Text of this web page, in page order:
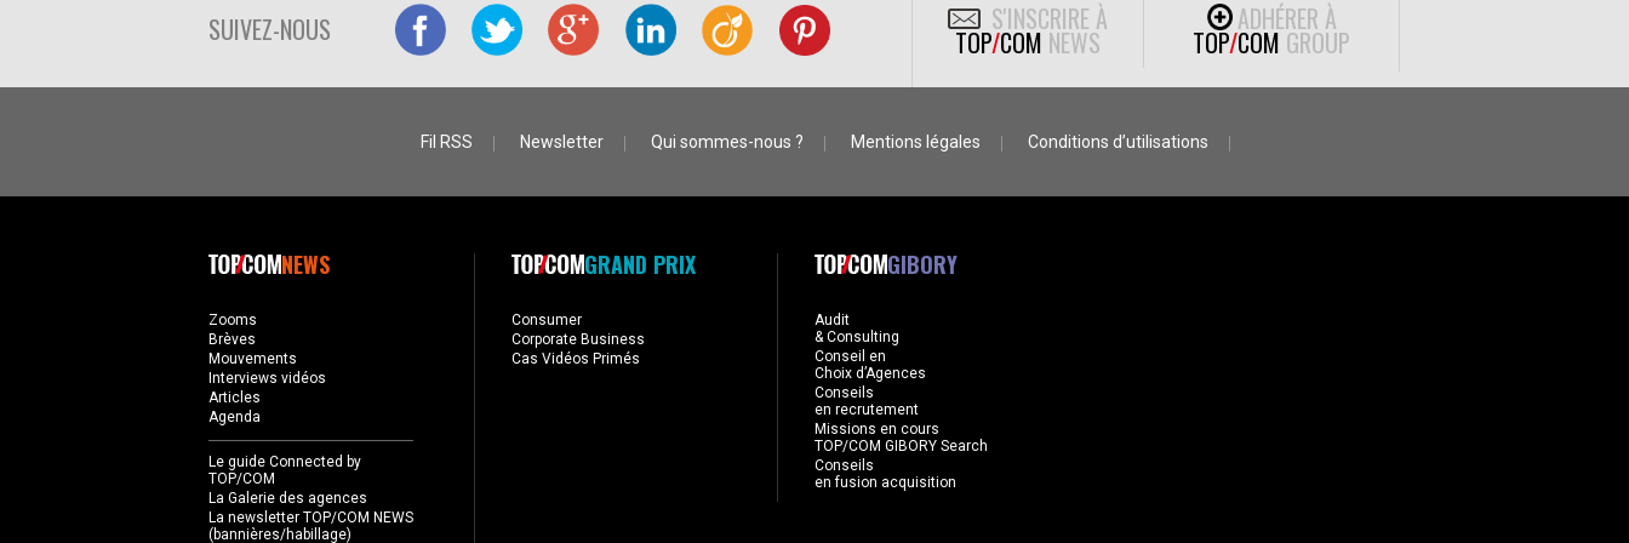
SUIVEZ-NOUS S'INSCRIRE À
TOP/COM NEWS
ADHÉRER À
TOP/COM GROUP
Fil RSS Newsletter Qui sommes-nous ? Mentions légales Conditions d’utilisations
NEWS
Zooms
Brèves
Mouvements
Interviews vidéos
Articles
Agenda
Le guide Connected by
TOP/COM
La Galerie des agences
La newsletter TOP/COM NEWS
(bannières/habillage)
GRAND PRIX
Consumer
Corporate Business
Cas Vidéos Primés
GIBORY
Audit
& Consulting
Conseil en
Choix d’Agences
Conseils
en recrutement
Missions en cours
TOP/COM GIBORY Search
Conseils
en fusion acquisition